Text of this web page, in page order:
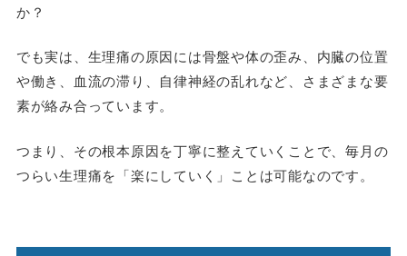
か？
でも実は、生理痛の原因には骨盤や体の歪み、内臓の位置
や働き、血流の滞り、自律神経の乱れなど、さまざまな要
素が絡み合っています。
つまり、その根本原因を丁寧に整えていくことで、毎月の
つらい生理痛を「楽にしていく」ことは可能なのです。